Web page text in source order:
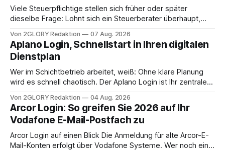
Viele Steuerpflichtige stellen sich früher oder später
dieselbe Frage: Lohnt sich ein Steuerberater überhaupt,
erledigen? Die kurze Antwort: Bei einfachen
Einkommensverhältnissen reicht häufig eine Steuersoftware
aus – sobald jedoch mehrere Einkunftsarten
zusammentreffen oder größere finanzielle Veränderungen
anstehen, zahlt sich professionelle Unterstützung meist
Von 2GLORY Redaktion 07 Aug. 2026
Aplano Login, Schnellstart in Ihren digitalen
Dienstplan
Wer im Schichtbetrieb arbeitet, weiß: Ohne klare Planung
wird es schnell chaotisch. Der Aplano Login ist Ihr zentraler
abwesenheiten und die gesamte kommunikation rund um
Ihr personal digital zu organisieren. In diesem Leitfaden
erfahren Sie alles, was Sie für einen reibungslosen Einstieg
brauchen, von der Registrierung
Von 2GLORY Redaktion 04 Aug. 2026
Arcor Login: So greifen Sie 2026 auf Ihr
Vodafone E-Mail-Postfach zu
Arcor Login auf einen Blick Die Anmeldung für alte Arcor-E-
Mail-Konten erfolgt über Vodafone Systeme. Wer noch eine